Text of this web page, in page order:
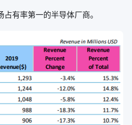
有率第一的半导体厂商。